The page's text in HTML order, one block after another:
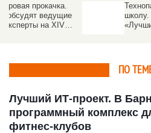
Технопарк в каждую
школу. На конкурсе
«Лучшие проекты
разработки
ПО
Лучший ИТ-проект. В
программный комплекс
фитнес-клубов